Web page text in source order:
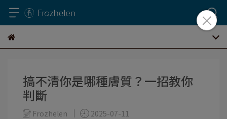
搞不清你是哪種膚質？一招教你
判斷
Frozhelen 2025-07-11